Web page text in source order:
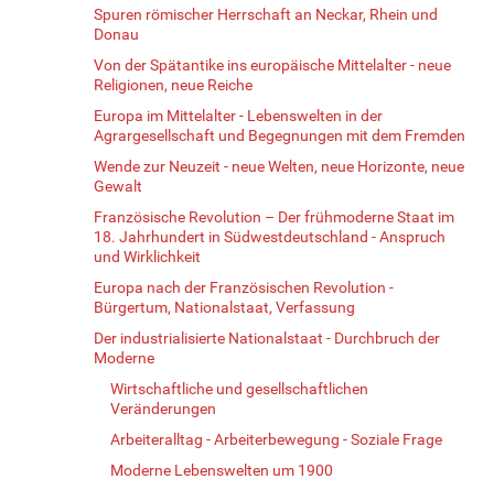
Spuren römischer Herrschaft an Neckar, Rhein und
Donau
Von der Spätantike ins europäische Mittelalter - neue
Religionen, neue Reiche
Europa im Mittelalter - Lebenswelten in der
Agrargesellschaft und Begegnungen mit dem Fremden
Wende zur Neuzeit - neue Welten, neue Horizonte, neue
Gewalt
Französische Revolution – Der frühmoderne Staat im
18. Jahrhundert in Südwestdeutschland - Anspruch
und Wirklichkeit
Europa nach der Französischen Revolution -
Bürgertum, Nationalstaat, Verfassung
Der industrialisierte Nationalstaat - Durchbruch der
Moderne
Wirtschaftliche und gesellschaftlichen
Veränderungen
Arbeiteralltag - Arbeiterbewegung - Soziale Frage
Moderne Lebenswelten um 1900